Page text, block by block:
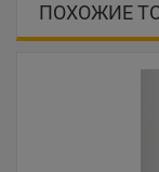
ПОХОЖИЕ